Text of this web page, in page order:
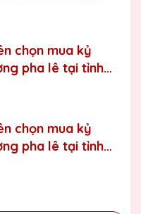
hộp xi lót lụa vàng,
làm tăng thêm tính
lê vô cùng tinh tế,
ý nghĩa to lớn:
tích xuất sắc
nỗ lực, cố gắng của
cá nhân, tổ chức
nghiệp, cho cộng
chọn mua kỷ
pha lê tại tỉnh
chọn mua kỷ
pha lê tại tỉnh